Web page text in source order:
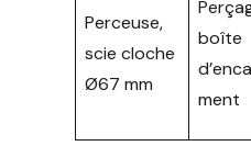
Perceuse,
scie cloche
Ø67 mm
boîte
ment